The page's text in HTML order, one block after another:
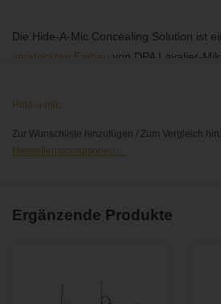
Die Hide-A-Mic Concealing Solution ist
versteckten Einbau von DPA Lavalier-
Hide-a-mic
Zur Wunschliste hinzufügen / Zum Vergleich
Herstellerinformationen ...
Ergänzende Produkte